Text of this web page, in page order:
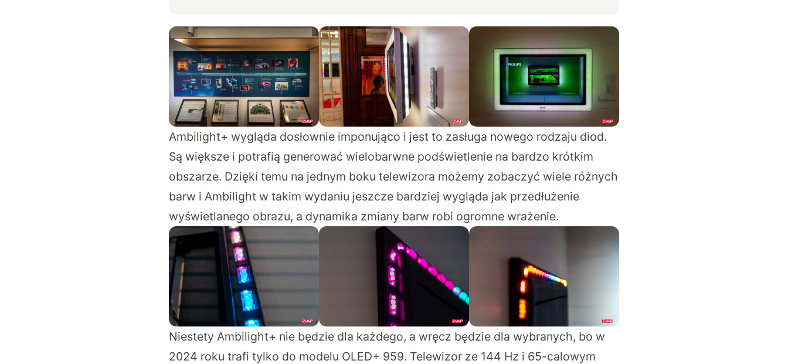
Ambilight+ wygląda dosłownie imponująco i jest to zasługa nowego rodzaju diod.
Są większe i potrafią generować wielobarwne podświetlenie na bardzo krótkim
obszarze. Dzięki temu na jednym boku telewizora możemy zobaczyć wiele różnych
barw i Ambilight w takim wydaniu jeszcze bardziej wygląda jak przedłużenie
wyświetlanego obrazu, a dynamika zmiany barw robi ogromne wrażenie.
Niestety Ambilight+ nie będzie dla każdego, a wręcz będzie dla wybranych, bo w
2024 roku trafi tylko do modelu OLED+ 959. Telewizor ze 144 Hz i 65-calowym